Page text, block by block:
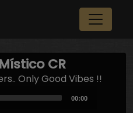
Pasar al contenido principal
CR
Only Good Vibes !!
Total
00:00